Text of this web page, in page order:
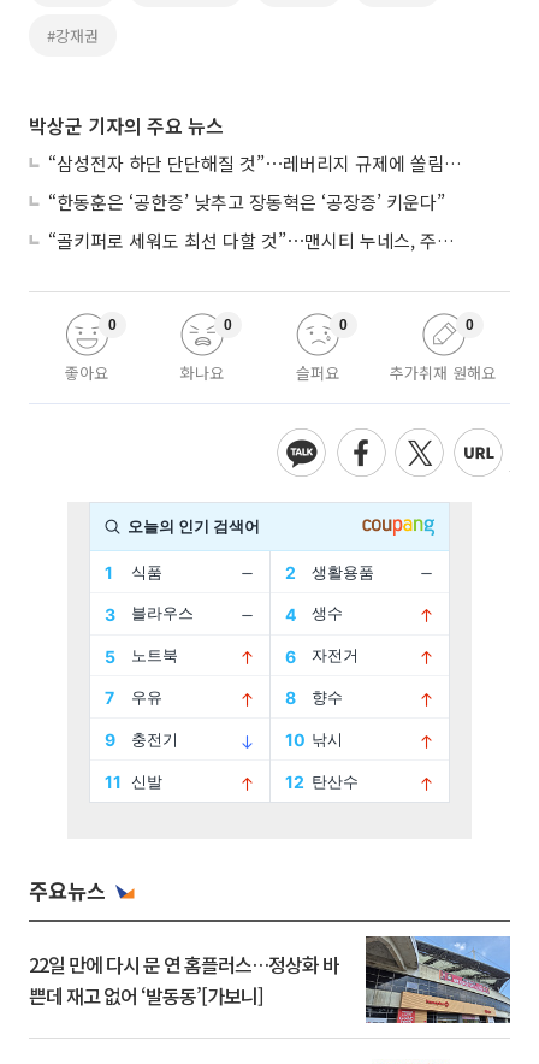
#강재권
박상군 기자의 주요 뉴스
“삼성전자 하단 단단해질 것”⋯레버리지 규제에 쏠림 완화
“한동훈은 ‘공한증’ 낮추고 장동혁은 ‘공장증’ 키운다”
“골키퍼로 세워도 최선 다할 것”⋯맨시티 누네스, 주전 경쟁 각오
좋아요
0
화나요
0
슬퍼요
0
추가취재 원해요
0
주요뉴스
22일 만에 다시 문 연 홈플러스…정상화 바
쁜데 재고 없어 ‘발동동’[가보니]